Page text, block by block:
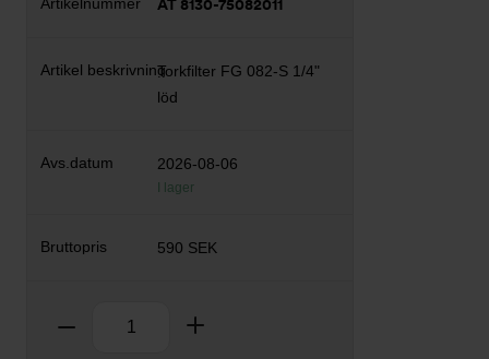
AT 8130-75082011
Torkfilter FG 082-S 1/4"
löd
2026-08-06
I lager
590 SEK
Ta bort